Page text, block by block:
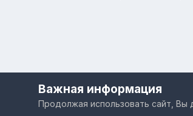
Важная информация
Продолжая использовать сайт, Вы